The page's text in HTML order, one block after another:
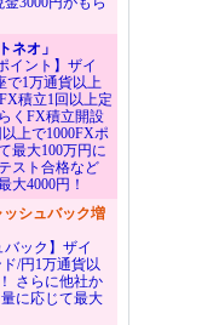
ネオ」
イント】ザイ
で1万通貨以上
積立1回以上定
くFX積立開設
上で1000FXポ
最大100万円に
スト合格など
大4000円！
ッシュバック増
バック】ザイ
/円1万通貨以
さらに他社か
に応じて最大